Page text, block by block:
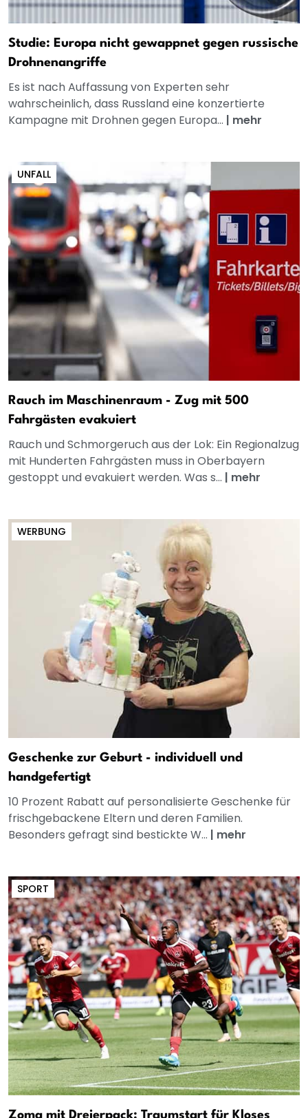
Studie: Europa nicht gewappnet gegen russische
Drohnenangriffe
Es ist nach Auffassung von Experten sehr
wahrscheinlich, dass Russland eine konzertierte
Kampagne mit Drohnen gegen Europa... | mehr
UNFALL
Rauch im Maschinenraum - Zug mit 500
Fahrgästen evakuiert
Rauch und Schmorgeruch aus der Lok: Ein Regionalzug
mit Hunderten Fahrgästen muss in Oberbayern
gestoppt und evakuiert werden. Was s... | mehr
WERBUNG
Geschenke zur Geburt - individuell und
handgefertigt
10 Prozent Rabatt auf personalisierte Geschenke für
frischgebackene Eltern und deren Familien.
Besonders gefragt sind bestickte W... | mehr
SPORT
Zoma mit Dreierpack: Traumstart für Kloses